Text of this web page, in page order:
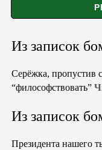
Из записок
Серёжка, пропустив
“философствовать”
Из записок
Президента нашего